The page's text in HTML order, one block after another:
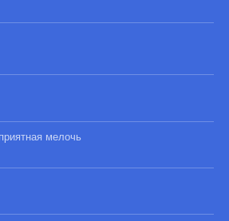
мелочь